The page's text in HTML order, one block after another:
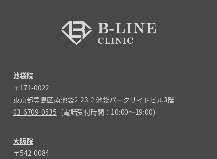
池袋院
〒171-0022
東京都豊島区南池袋2-23-2 池袋パークサイドビル3階
03-6709-0535 （電話受付時間：10:00～19:00）
大阪院
〒542-0084